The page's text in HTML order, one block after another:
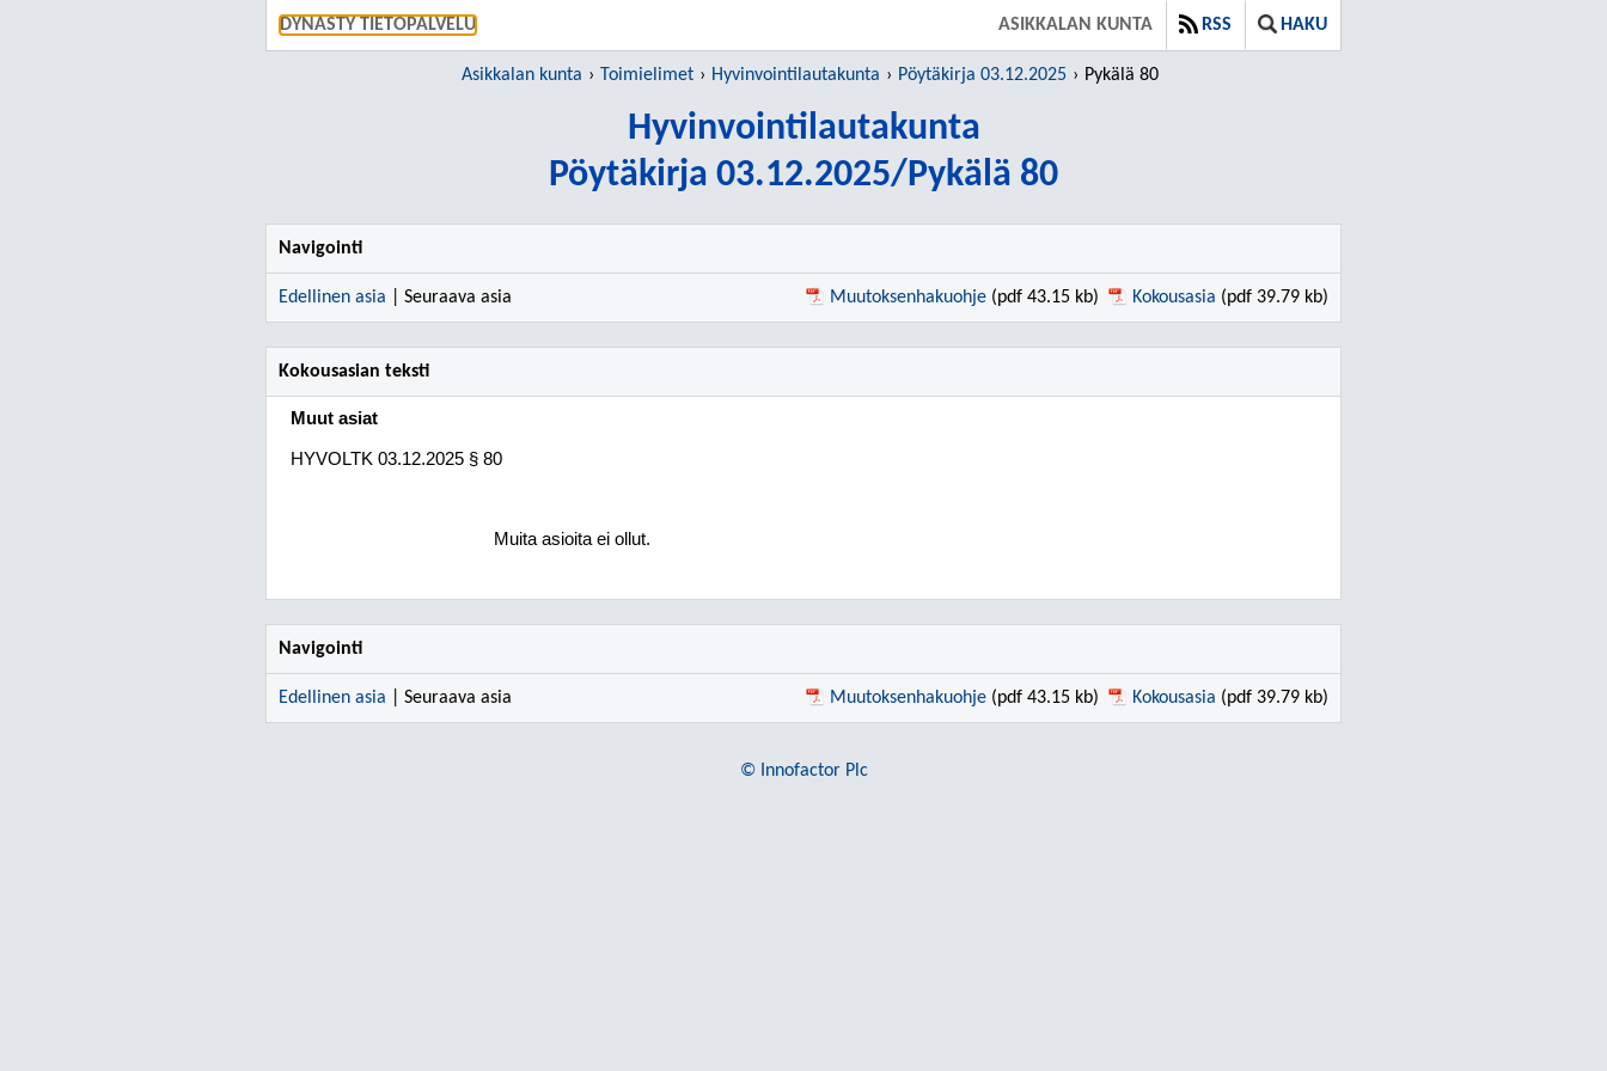
DYNASTY TIETOPALVELU ASIKKALAN KUNTA RSS HAKU
Asikkalan kunta Toimielimet Hyvinvointilautakunta Pöytäkirja 03.12.2025 Pykälä 80
Hyvinvointilautakunta
Pöytäkirja 03.12.2025/Pykälä 80
Navigointi
Edellinen asia | Seuraava asia Muutoksenhakuohje (pdf 43.15 kb) Kokousasia (pdf 39.79 kb)
Kokousasian teksti
Muut asiat
HYVOLTK 03.12.2025 § 80
Muita asioita ei ollut.
Navigointi
Edellinen asia | Seuraava asia Muutoksenhakuohje (pdf 43.15 kb) Kokousasia (pdf 39.79 kb)
© Innofactor Plc